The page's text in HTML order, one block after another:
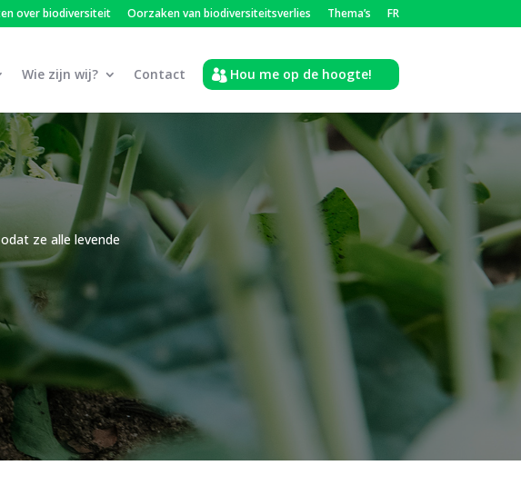
over biodiversiteit Oorzaken van biodiversiteitsverlies Thema’s FR
Wie zijn wij? Contact Hou me op de hoogte!
ze alle levende